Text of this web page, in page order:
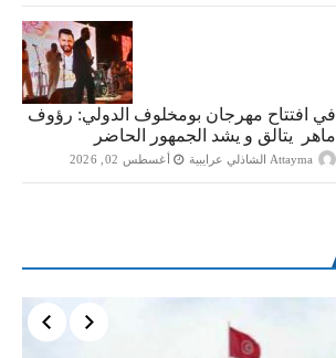
في افتتاح مهرجان بومخلوف الدولي: رؤوف
ماهر يتالق و يشد الجمهور الحاضر
Attayma الشاذلي عرايبية أغسطس 02, 2026